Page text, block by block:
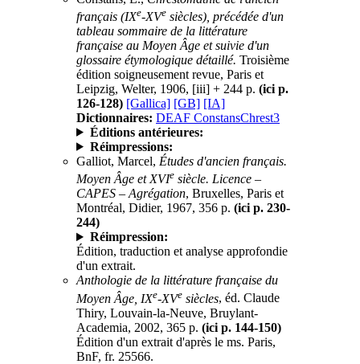
français (IXe-XVe siècles), précédée d'un
tableau sommaire de la littérature
française au Moyen Âge et suivie d'un
glossaire étymologique détaillé. Troisième
édition soigneusement revue, Paris et
Leipzig, Welter, 1906, [iii] + 244 p. (ici p.
126-128) [Gallica] [GB] [IA]
Dictionnaires: DEAF ConstansChrest3
Éditions antérieures:
Réimpressions:
Galliot, Marcel, Études d'ancien français.
Moyen Âge et XVIe siècle. Licence –
CAPES – Agrégation, Bruxelles, Paris et
Montréal, Didier, 1967, 356 p. (ici p. 230-
244)
Réimpression:
Édition, traduction et analyse approfondie
d'un extrait.
Anthologie de la littérature française du
Moyen Âge, IXe-XVe siècles, éd. Claude
Thiry, Louvain-la-Neuve, Bruylant-
Academia, 2002, 365 p. (ici p. 144-150)
Édition d'un extrait d'après le ms. Paris,
BnF, fr. 25566.